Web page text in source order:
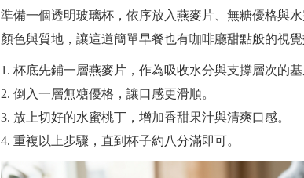
準備一個透明玻璃杯，依序放入燕麥片、無糖優格與
顏色與質地，讓這道簡單早餐也有咖啡廳甜點般的視覺
杯底先鋪一層燕麥片，作為吸收水分與支撐層次的基
倒入一層無糖優格，讓口感更滑順。
放上切好的水蜜桃丁，增加香甜果汁與清爽口感。
重複以上步驟，直到杯子約八分滿即可。